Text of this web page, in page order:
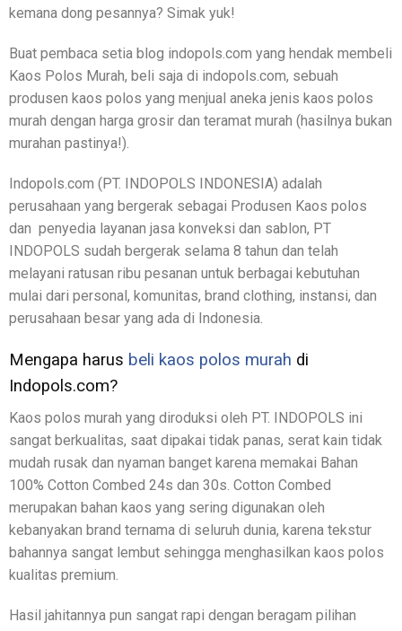
kemana dong pesannya? Simak yuk!
Buat pembaca setia blog indopols.com yang hendak membeli
Kaos Polos Murah, beli saja di indopols.com, sebuah
produsen kaos polos yang menjual aneka jenis kaos polos
murah dengan harga grosir dan teramat murah (hasilnya bukan
murahan pastinya!).
Indopols.com (PT. INDOPOLS INDONESIA) adalah
perusahaan yang bergerak sebagai Produsen Kaos polos
dan penyedia layanan jasa konveksi dan sablon, PT
INDOPOLS sudah bergerak selama 8 tahun dan telah
melayani ratusan ribu pesanan untuk berbagai kebutuhan
mulai dari personal, komunitas, brand clothing, instansi, dan
perusahaan besar yang ada di Indonesia.
Mengapa harus beli kaos polos murah di
Indopols.com?
Kaos polos murah yang diroduksi oleh PT. INDOPOLS ini
sangat berkualitas, saat dipakai tidak panas, serat kain tidak
mudah rusak dan nyaman banget karena memakai Bahan
100% Cotton Combed 24s dan 30s. Cotton Combed
merupakan bahan kaos yang sering digunakan oleh
kebanyakan brand ternama di seluruh dunia, karena tekstur
bahannya sangat lembut sehingga menghasilkan kaos polos
kualitas premium.
Hasil jahitannya pun sangat rapi dengan beragam pilihan